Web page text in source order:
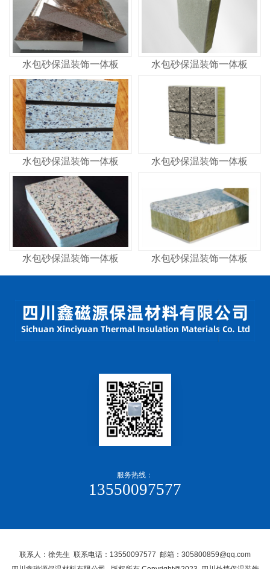
水包砂保温装饰一体板 水包砂保温装饰一体板
水包砂保温装饰一体板 水包砂保温装饰一体板
水包砂保温装饰一体板 水包砂保温装饰一体板
服务热线：
13550097577
联系人：徐先生 联系电话：13550097577 邮箱：305800859@qq.com